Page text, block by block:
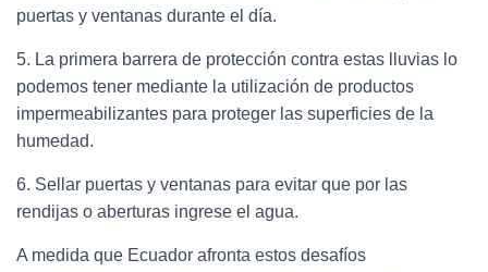
puertas y ventanas durante el día.
5. La primera barrera de protección contra estas lluvias lo
podemos tener mediante la utilización de productos
impermeabilizantes para proteger las superficies de la
humedad.
6. Sellar puertas y ventanas para evitar que por las
rendijas o aberturas ingrese el agua.
A medida que Ecuador afronta estos desafíos